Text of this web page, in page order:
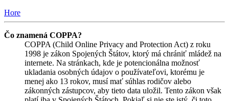
Hore
Čo znamená COPPA?
COPPA (Child Online Privacy and Protection Act) z roku
1998 je zákon Spojených Štátov, ktorý má chrániť mládež na
internete. Na stránkach, kde je potencionálna možnosť
ukladania osobných údajov o používateľovi, ktorému je
menej ako 13 rokov, musí mať súhlas rodičov alebo
zákonných zástupcov, aby tieto data uložil. Tento zákon však